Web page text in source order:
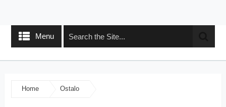
Menu
Home Ostalo